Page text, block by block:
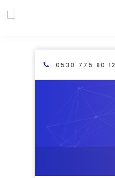
0530 775 80 12